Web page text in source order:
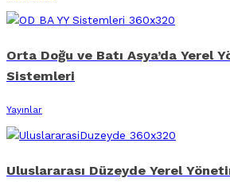
Orta Doğu ve Batı Asya’da Yerel
Sistemleri
Yayınlar
Uluslararası Düzeyde Yerel